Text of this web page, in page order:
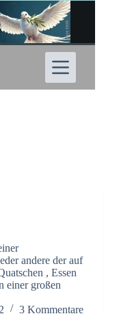
andere der auf
, Essen
einer großen
3 Kommentare